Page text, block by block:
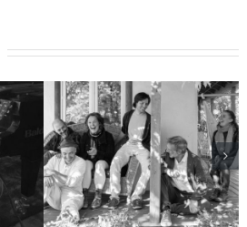
Bon
Débarras en
famille